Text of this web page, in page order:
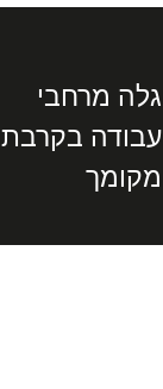
גלה מרחבי
עבודה בקרבת
מקומך